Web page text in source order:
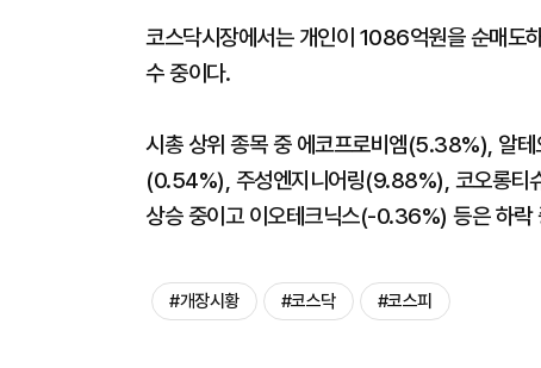
코스닥시장에서는 개인이 1086억원을 순매도
수 중이다.
시총 상위 종목 중 에코프로비엠(5.38%), 알
(0.54%), 주성엔지니어링(9.88%), 코오롱티
상승 중이고 이오테크닉스(-0.36%) 등은 하락
#개장시황 #코스닥 #코스피